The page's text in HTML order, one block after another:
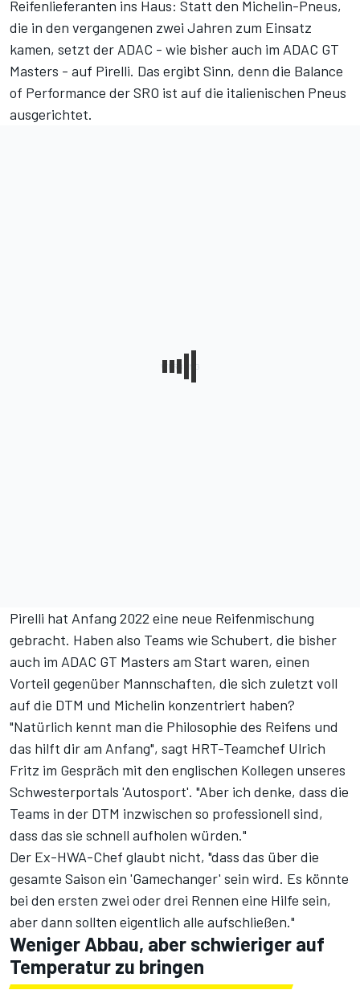
Reifenlieferanten ins Haus: Statt den Michelin-Pneus,
die in den vergangenen zwei Jahren zum Einsatz
kamen, setzt der ADAC - wie bisher auch im ADAC GT
Masters - auf Pirelli. Das ergibt Sinn, denn die Balance
of Performance der SRO ist auf die italienischen Pneus
ausgerichtet.
Pirelli hat Anfang 2022 eine neue Reifenmischung
gebracht. Haben also Teams wie Schubert, die bisher
auch im ADAC GT Masters am Start waren, einen
Vorteil gegenüber Mannschaften, die sich zuletzt voll
auf die DTM und Michelin konzentriert haben?
"Natürlich kennt man die Philosophie des Reifens und
das hilft dir am Anfang", sagt HRT-Teamchef Ulrich
Fritz im Gespräch mit den englischen Kollegen unseres
Schwesterportals 'Autosport'. "Aber ich denke, dass die
Teams in der DTM inzwischen so professionell sind,
dass das sie schnell aufholen würden."
Der Ex-HWA-Chef glaubt nicht, "dass das über die
gesamte Saison ein 'Gamechanger' sein wird. Es könnte
bei den ersten zwei oder drei Rennen eine Hilfe sein,
aber dann sollten eigentlich alle aufschließen."
Weniger Abbau, aber schwieriger auf
Temperatur zu bringen